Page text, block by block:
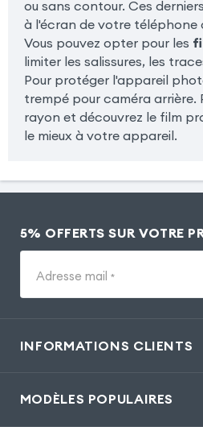
ou sans contour. Ces
à l'écran de votre
Vous pouvez opter pour les
limiter les salissures, les
Pour protéger l'appareil
trempé pour caméra arrière.
rayon et découvrez le film
le mieux à votre appareil.
5% OFFERTS SUR VOTRE
Adresse mail *
INFORMATIONS CLIENTS
MODÈLES POPULAIRES